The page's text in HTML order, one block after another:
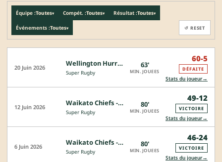
Équipe :Toutes▾ Compét. :Toutes▾ Résultat :Toutes▾
Événements :Toutes▾ ↺ RESET
20 Juin 2026 Wellington Hurricanes - Waikato Chiefs
Super Rugby
63'
MIN. JOUEES
60-5
DÉFAITE
Stats du joueur→
12 Juin 2026 Waikato Chiefs - Canterbury Crusaders
Super Rugby
80'
MIN. JOUEES
49-12
VICTOIRE
Stats du joueur→
6 Juin 2026 Waikato Chiefs - Queensland Reds
Super Rugby
80'
MIN. JOUEES
46-24
VICTOIRE
Stats du joueur→